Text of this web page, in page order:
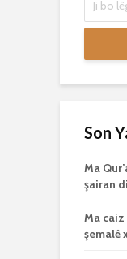
Son
Ma
şairan
Ma caiz
şemalê